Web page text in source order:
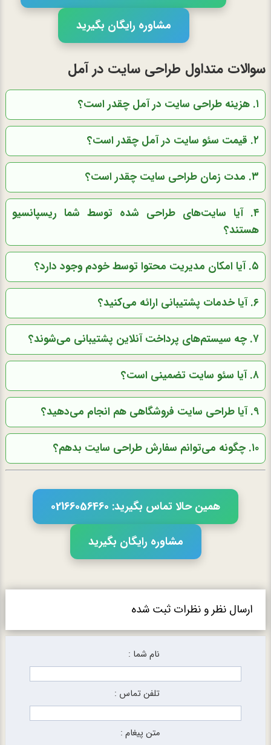
مشاوره رایگان بگیرید
سوالات متداول طراحی سایت در آمل
۱. هزینه طراحی سایت در آمل چقدر است؟
۲. قیمت سئو سایت در آمل چقدر است؟
۳. مدت زمان طراحی سایت چقدر است؟
۴. آیا سایت‌های طراحی شده توسط شما ریسپانسیو
هستند؟
۵. آیا امکان مدیریت محتوا توسط خودم وجود دارد؟
۶. آیا خدمات پشتیبانی ارائه می‌کنید؟
۷. چه سیستم‌های پرداخت آنلاین پشتیبانی می‌شوند؟
۸. آیا سئو سایت تضمینی است؟
۹. آیا طراحی سایت فروشگاهی هم انجام می‌دهید؟
۱۰. چگونه می‌توانم سفارش طراحی سایت بدهم؟
همین حالا تماس بگیرید: 02166056460
مشاوره رایگان بگیرید
ارسال نظر و نظرات ثبت شده
نام شما :
تلفن تماس :
متن پیغام :